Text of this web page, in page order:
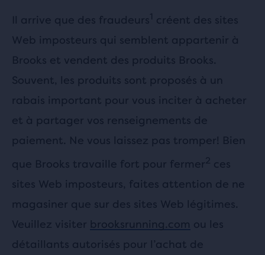
Il arrive que des fraudeurs 1 créent des sites
Web imposteurs qui semblent appartenir à
Brooks et vendent des produits Brooks.
Souvent, les produits sont proposés à un
rabais important pour vous inciter à acheter
et à partager vos renseignements de
paiement. Ne vous laissez pas tromper! Bien
que Brooks travaille fort pour fermer2 ces
sites Web imposteurs, faites attention de ne
magasiner que sur des sites Web légitimes.
Veuillez visiter brooksrunning.com ou les
détaillants autorisés pour l’achat de